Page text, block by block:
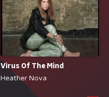
Virus Of The Mind
Heather Nova